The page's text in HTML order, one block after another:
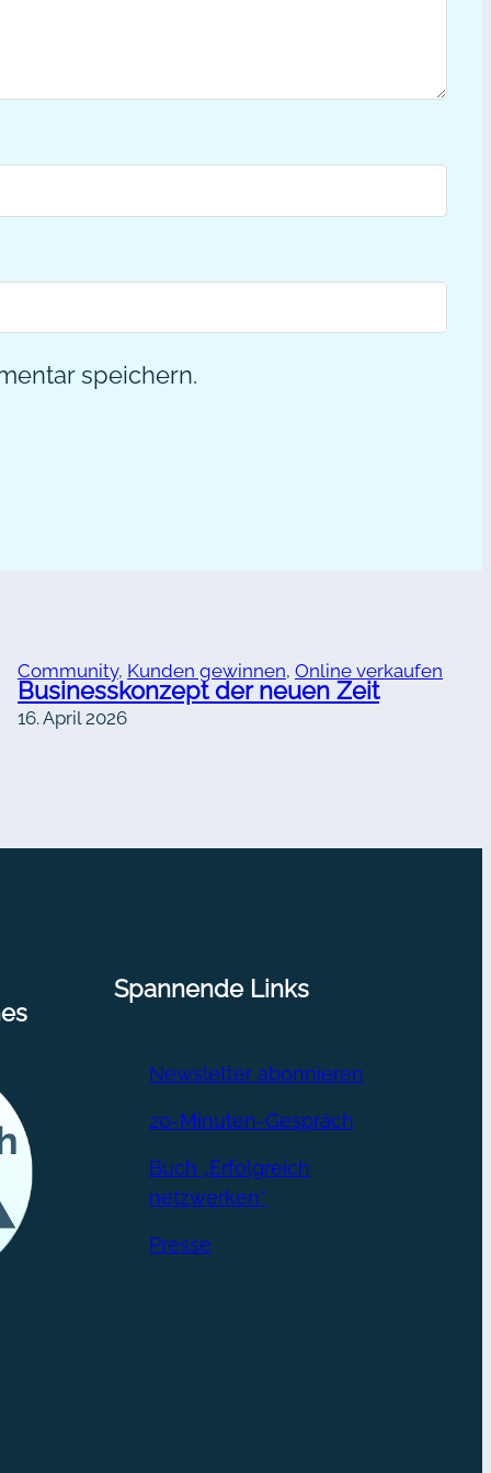
speichern.
Community, Kunden gewinnen, Online verkaufen
Businesskonzept der neuen Zeit
16. April 2026
Spannende Links
Newsletter abonnieren
20-Minuten-Gespräch
Buch „Erfolgreich
netzwerken“
Presse